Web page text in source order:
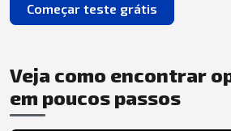
Começar teste grátis
Veja como encontrar
em poucos passos